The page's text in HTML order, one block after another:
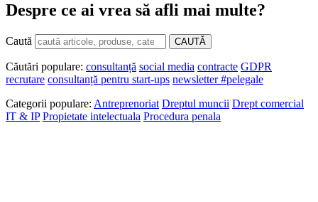
Despre ce ai vrea să afli mai multe?
Caută CAUTĂ
Căutări populare: consultanță social media contracte GDPR
recrutare consultanță pentru start-ups newsletter #pelegale
Categorii populare: Antreprenoriat Dreptul muncii Drept comercial
IT & IP Propietate intelectuala Procedura penala